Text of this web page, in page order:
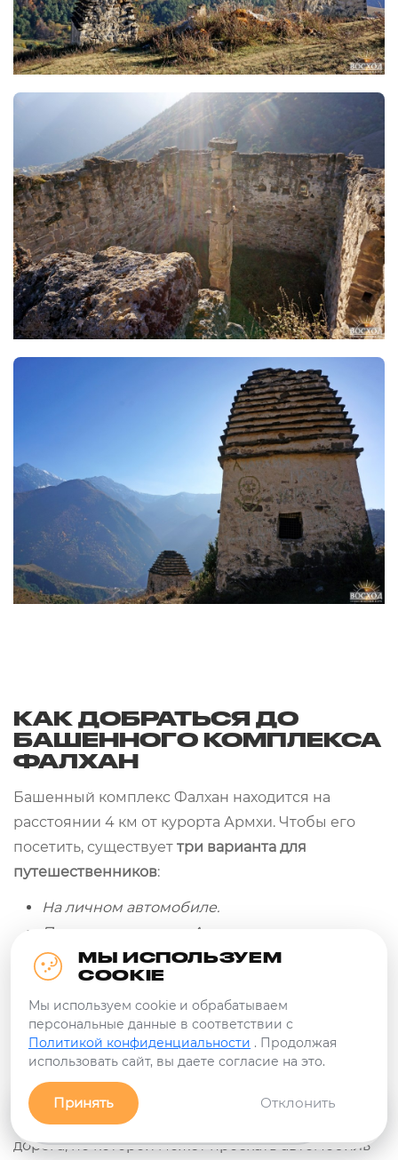
КАК ДОБРАТЬСЯ ДО
БАШЕННОГО КОМПЛЕКСА
ФАЛХАН
Башенный комплекс Фалхан находится на
расстоянии 4 км от курорта Армхи. Чтобы его
посетить, существует три варианта для
путешественников:
На личном автомобиле.
Пешком из курорта Армхи.
С экскурсией и профессиональным гидом.
Какой вариант лучше, каждый выбирает сам, но
всё же опыт подсказывает, что удобнее и
интереснее приезжать к башенному комплексу
Фалхан с экскурсией. До самой крепости,
находящейся на возвышении, идет грунтовая
дорога, по которой может проехать автомобиль
Заявка
МЫ ИСПОЛЬЗУЕМ
COOKIE
Мы используем cookie и обрабатываем
персональные данные в соответствии с
Политикой конфиденциальности . Продолжая
использовать сайт, вы даете согласие на это.
Принять Отклонить